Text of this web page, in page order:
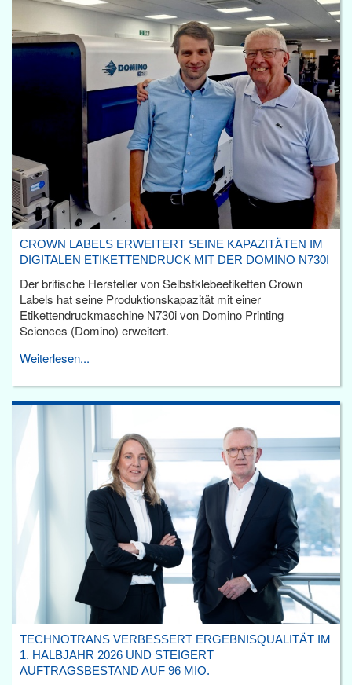
CROWN LABELS ERWEITERT SEINE KAPAZITÄTEN IM
DIGITALEN ETIKETTENDRUCK MIT DER DOMINO N730I
Der britische Hersteller von Selbstklebeetiketten Crown
Labels hat seine Produktionskapazität mit einer
Etikettendruckmaschine N730i von Domino Printing
Sciences (Domino) erweitert.
Weiterlesen...
TECHNOTRANS VERBESSERT ERGEBNISQUALITÄT IM
1. HALBJAHR 2026 UND STEIGERT
AUFTRAGSBESTAND AUF 96 MIO.